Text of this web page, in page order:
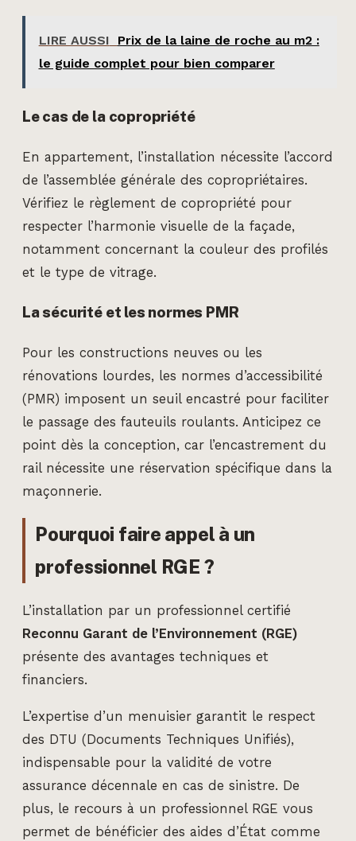
LIRE AUSSI
Prix de la laine de roche au m2 :
le guide complet pour bien comparer
Le cas de la copropriété
En appartement, l’installation nécessite l’accord
de l’assemblée générale des copropriétaires.
Vérifiez le règlement de copropriété pour
respecter l’harmonie visuelle de la façade,
notamment concernant la couleur des profilés
et le type de vitrage.
La sécurité et les normes PMR
Pour les constructions neuves ou les
rénovations lourdes, les normes d’accessibilité
(PMR) imposent un seuil encastré pour faciliter
le passage des fauteuils roulants. Anticipez ce
point dès la conception, car l’encastrement du
rail nécessite une réservation spécifique dans la
maçonnerie.
Pourquoi faire appel à un
professionnel RGE ?
L’installation par un professionnel certifié
Reconnu Garant de l’Environnement (RGE)
présente des avantages techniques et
financiers.
L’expertise d’un menuisier garantit le respect
des DTU (Documents Techniques Unifiés),
indispensable pour la validité de votre
assurance décennale en cas de sinistre. De
plus, le recours à un professionnel RGE vous
permet de bénéficier des aides d’État comme